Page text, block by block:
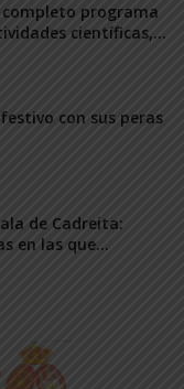
programa
científicas,...
con sus peras
de Cadreita:
en las que...